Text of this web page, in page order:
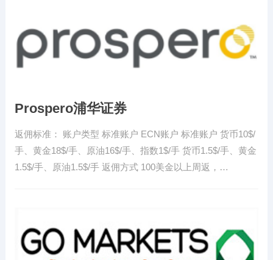
Prospero浦华证券
返佣标准： 账户类型 标准账户 ECN账户 标准账户 货币10$/
手、黄金18$/手、原油16$/手、指数1$/手 货币1.5$/手、黄金
1.5$/手、原油1.5$/手 返佣方式 100美金以上周返，…